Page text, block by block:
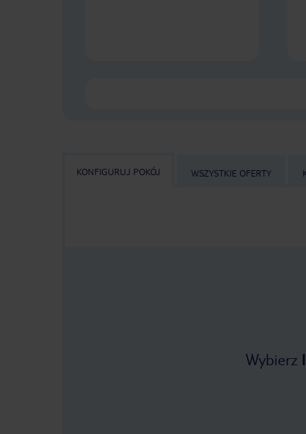
KONFIGURUJ POKÓJ WSZYSTKIE OFERTY
Wybierz